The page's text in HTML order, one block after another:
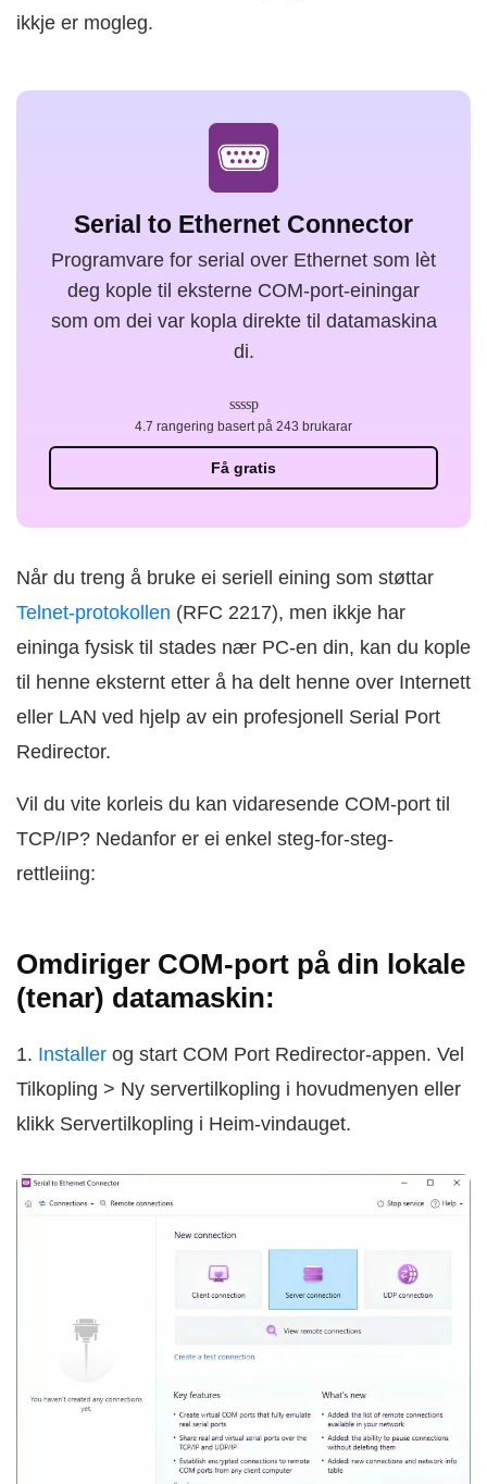
ikkje er mogleg.
Serial to Ethernet Connector
Programvare for serial over Ethernet som lèt
deg kople til eksterne COM-port-einingar
som om dei var kopla direkte til datamaskina
di.
Få gratis
4.7 rangering basert på 243 brukarar
Når du treng å bruke ei seriell eining som støttar
Telnet-protokollen (RFC 2217), men ikkje har
eininga fysisk til stades nær PC-en din, kan du kople
til henne eksternt etter å ha delt henne over Internett
eller LAN ved hjelp av ein profesjonell Serial Port
Redirector.
Vil du vite korleis du kan vidaresende COM-port til
TCP/IP? Nedanfor er ei enkel steg-for-steg-
rettleiing:
Omdiriger COM-port på din lokale
(tenar) datamaskin:
1. Installer og start COM Port Redirector-appen. Vel
Tilkopling > Ny servertilkopling i hovudmenyen eller
klikk Servertilkopling i Heim-vindauget.